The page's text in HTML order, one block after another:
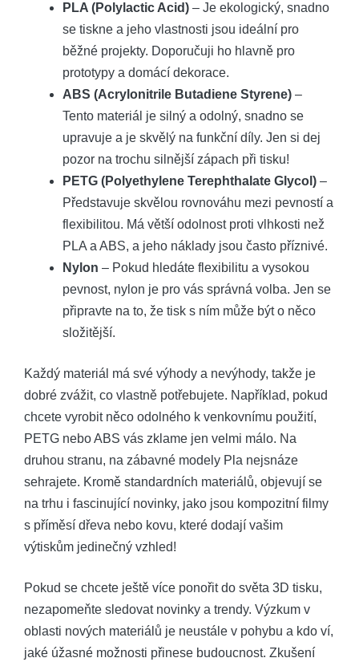
PLA (Polylactic Acid) – Je ekologický, snadno
se tiskne a jeho vlastnosti jsou ideální pro
běžné projekty. Doporučuji ho hlavně pro
prototypy a domácí dekorace.
ABS (Acrylonitrile Butadiene Styrene) –
Tento materiál je silný a odolný, snadno se
upravuje a je skvělý na funkční díly. Jen si dej
pozor na trochu silnější zápach při tisku!
PETG (Polyethylene Terephthalate Glycol) –
Představuje skvělou rovnováhu mezi pevností a
flexibilitou. Má větší odolnost proti vlhkosti než
PLA a ABS, a jeho náklady jsou často příznivé.
Nylon – Pokud hledáte flexibilitu a vysokou
pevnost, nylon je pro vás správná volba. Jen se
připravte na to, že tisk s ním může být o něco
složitější.
Každý materiál má své výhody a nevýhody, takže je
dobré zvážit, co vlastně potřebujete. Například, pokud
chcete vyrobit něco odolného k venkovnímu použití,
PETG nebo ABS vás zklame jen velmi málo. Na
druhou stranu, na zábavné modely Pla nejsnáze
sehrajete. Kromě standardních materiálů, objevují se
na trhu i fascinující novinky, jako jsou kompozitní filmy
s příměsí dřeva nebo kovu, které dodají vašim
výtiskům jedinečný vzhled!
Pokud se chcete ještě více ponořit do světa 3D tisku,
nezapomeňte sledovat novinky a trendy. Výzkum v
oblasti nových materiálů je neustále v pohybu a kdo ví,
jaké úžasné možnosti přinese budoucnost. Zkušení